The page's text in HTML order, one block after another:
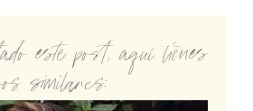
este post, aquí tienes
similares: